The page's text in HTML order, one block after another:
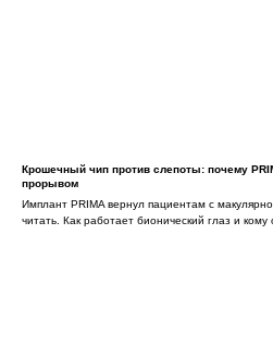
Крошечный чип против слепоты: почему
прорывом
Имплант PRIMA вернул пациентам с
читать. Как работает бионический глаз и